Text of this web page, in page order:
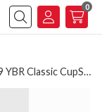
Buscar
0
Zapatillas Calvin Jeans Jeans YW0YW01269 YBR Classic CupSole bright white/ black